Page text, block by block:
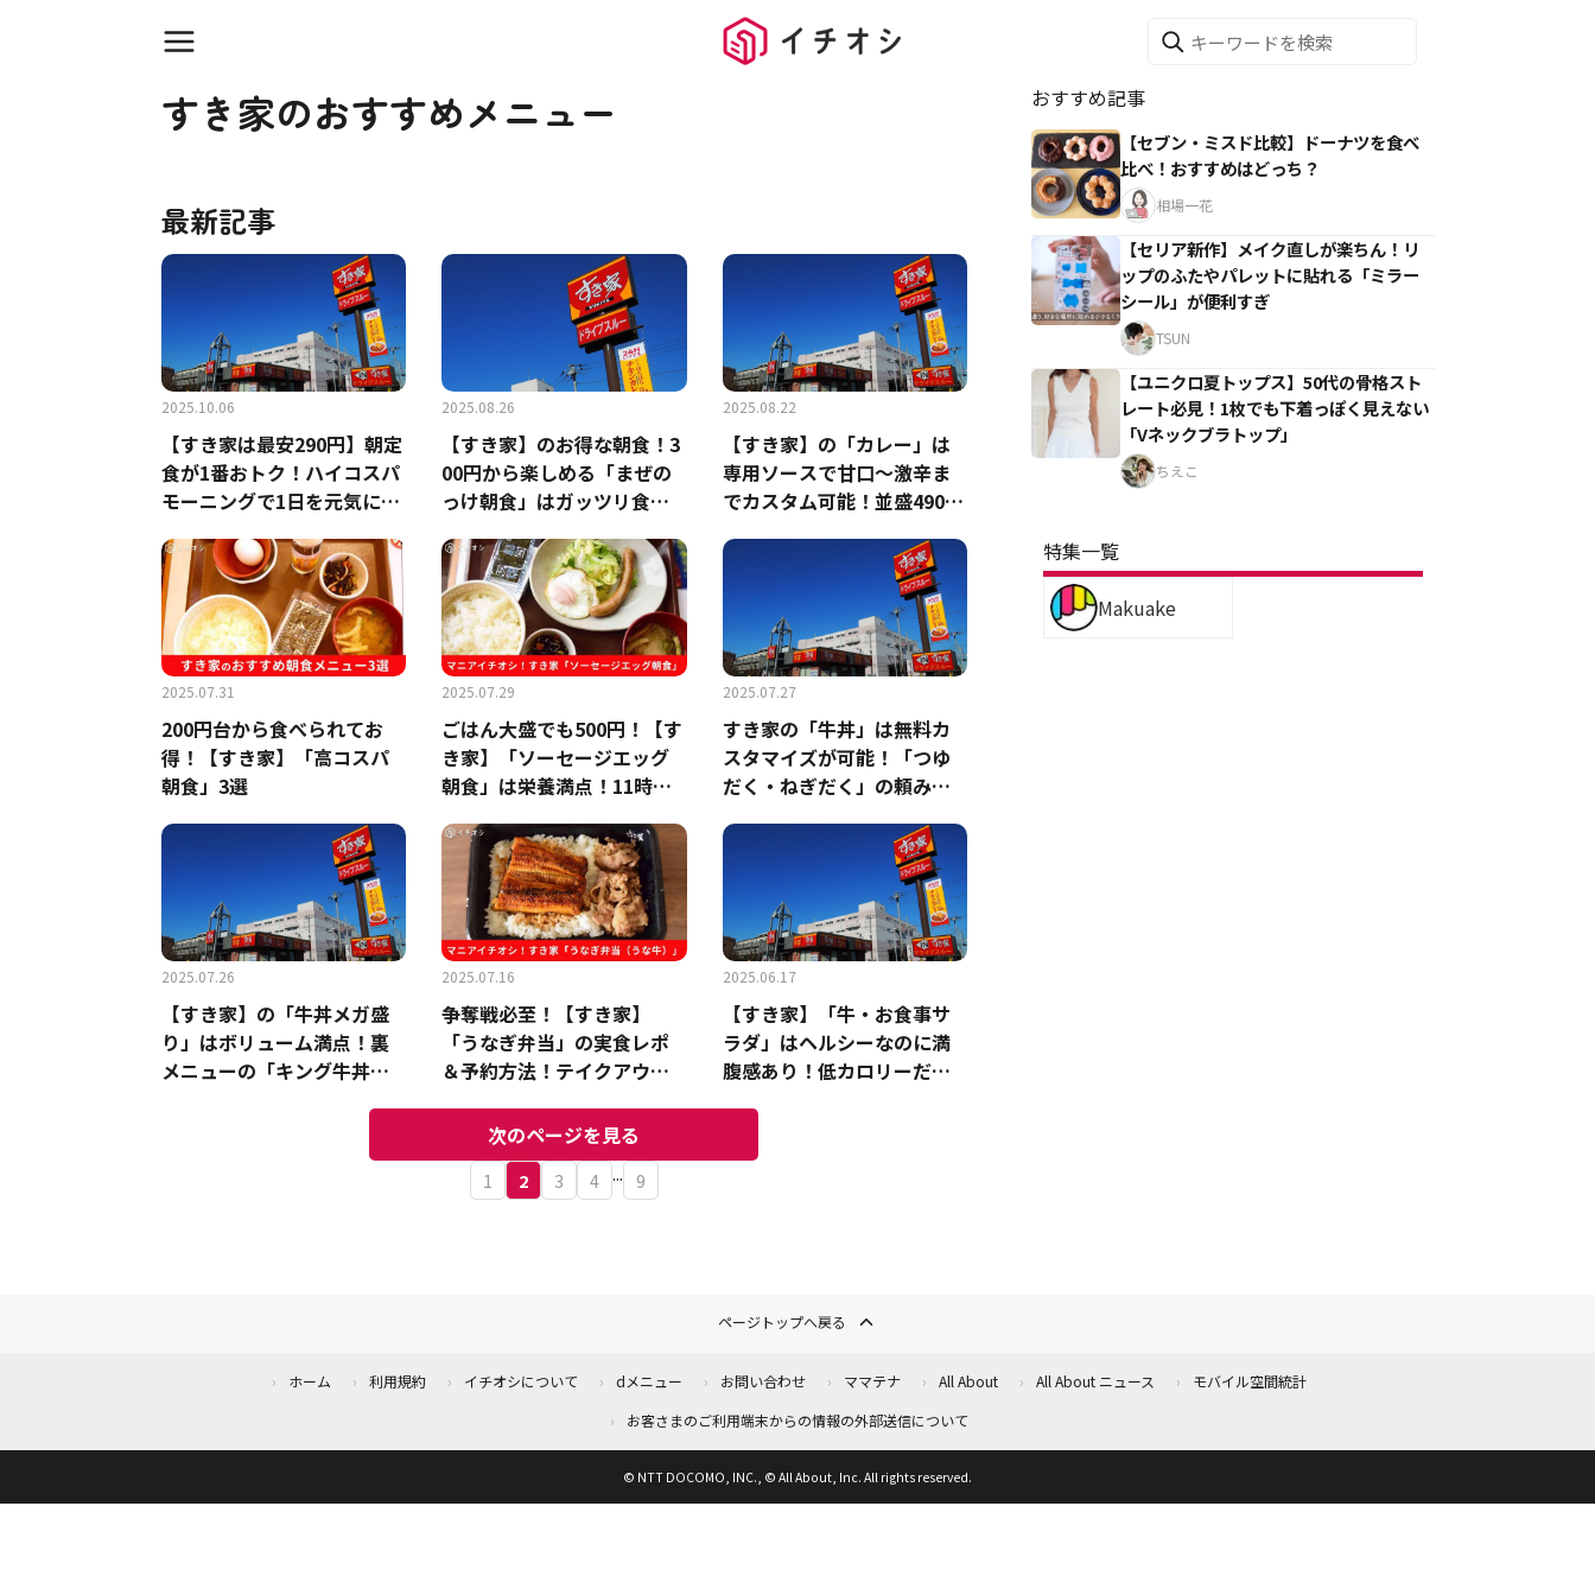
すき家のおすすめメニュー
最新記事
2025.10.06
【すき家は最安290円】朝定
食が1番おトク！ハイコスパ
モーニングで1日を元気にス
2025.08.26
【すき家】のお得な朝食！3
00円から楽しめる「まぜの
っけ朝食」はガッツリ食べ
2025.08.22
【すき家】の「カレー」は
専用ソースで甘口～激辛ま
でカスタム可能！並盛490円
める
2025.07.31
200円台から食べられてお
得！【すき家】「高コスパ
朝食」3選
2025.07.29
ごはん大盛でも500円！【す
き家】「ソーセージエッグ
朝食」は栄養満点！11時ま
2025.07.27
すき家の「牛丼」は無料カ
スタマイズが可能！「つゆ
だく・ねぎだく」の頼み方
る？
2025.07.26
【すき家】の「牛丼メガ盛
り」はボリューム満点！裏
メニューの「キング牛丼」
2025.07.16
争奪戦必至！【すき家】
「うなぎ弁当」の実食レポ
＆予約方法！テイクアウト
2025.06.17
【すき家】「牛・お食事サ
ラダ」はヘルシーなのに満
腹感あり！低カロリーだか
次のページを見る
1 2 3 4 ... 9
おすすめ記事
【セブン・ミスド比較】ドーナツを食べ
比べ！おすすめはどっち？
相場一花
【セリア新作】メイク直しが楽ちん！リ
ップのふたやパレットに貼れる「ミラー
シール」が便利すぎ
TSUN
【ユニクロ夏トップス】50代の骨格スト
レート必見！1枚でも下着っぽく見えない
「Vネックブラトップ」
ちえこ
特集一覧
Makuake
ページトップへ戻る
ホーム 利用規約 イチオシについて dメニュー お問い合わせ ママテナ All About All About ニュース
モバイル空間統計
お客さまのご利用端末からの情報の外部送信について
© NTT DOCOMO, INC., © All About, Inc. All rights reserved.